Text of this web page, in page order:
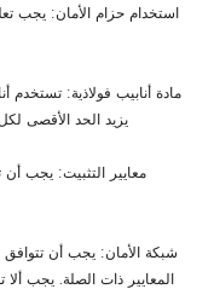
استخدام حزام الأمان: يجب
معايير التثبيت: يجب
شبكة الأمان: يجب أن